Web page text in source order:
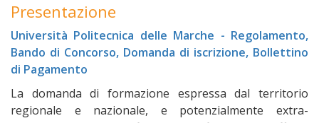
Presentazione
Università Politecnica delle Marche - Regolamento,
Bando di Concorso, Domanda di iscrizione, Bollettino
di Pagamento
La domanda di formazione espressa dal territorio
regionale e nazionale, e potenzialmente extra-